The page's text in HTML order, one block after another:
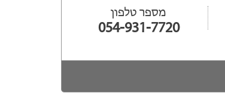
מספר טלפון
054-931-7720